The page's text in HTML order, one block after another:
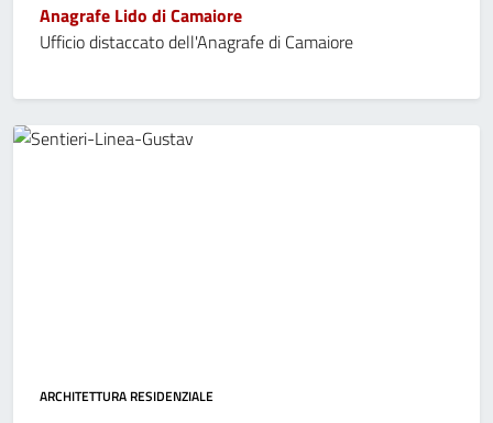
Anagrafe Lido di Camaiore
Ufficio distaccato dell'Anagrafe di Camaiore
ARCHITETTURA RESIDENZIALE